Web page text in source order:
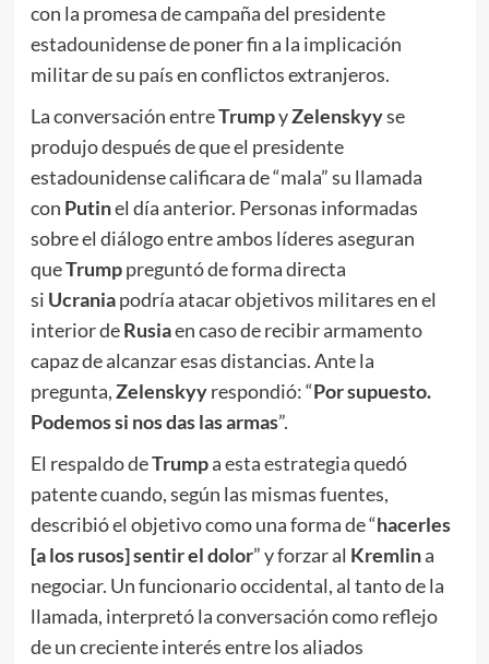
con la promesa de campaña del presidente
estadounidense de poner fin a la implicación
militar de su país en conflictos extranjeros.
La conversación entreTrumpyZelenskyyse
produjo después de que el presidente
estadounidense calificara de “mala” su llamada
con Putinel día anterior. Personas informadas
sobre el diálogo entre ambos líderes aseguran
queTrumppreguntó de forma directa
si Ucraniapodría atacar objetivos militares en el
interior deRusiaen caso de recibir armamento
capaz de alcanzar esas distancias. Ante la
pregunta,Zelenskyyrespondió: “Por supuesto.
Podemos si nos das las armas”.
El respaldo deTrumpa esta estrategia quedó
patente cuando, según las mismas fuentes,
describió el objetivo como una forma de “hacerles
[a los rusos] sentir el dolor” y forzar al Kremlina
negociar. Un funcionario occidental, al tanto de la
llamada, interpretó la conversación como reflejo
de un creciente interés entre los aliados